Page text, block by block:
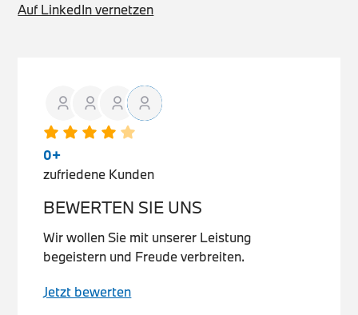
Auf LinkedIn vernetzen
0+
zufriedene Kunden
BEWERTEN SIE UNS
Wir wollen Sie mit unserer Leistung
begeistern und Freude verbreiten.
Jetzt bewerten